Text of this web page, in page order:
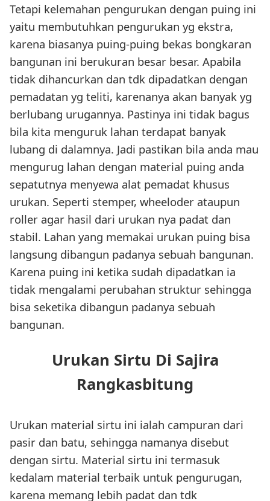
Tetapi kelemahan pengurukan dengan puing ini
yaitu membutuhkan pengurukan yg ekstra,
karena biasanya puing-puing bekas bongkaran
bangunan ini berukuran besar besar. Apabila
tidak dihancurkan dan tdk dipadatkan dengan
pemadatan yg teliti, karenanya akan banyak yg
berlubang urugannya. Pastinya ini tidak bagus
bila kita menguruk lahan terdapat banyak
lubang di dalamnya. Jadi pastikan bila anda mau
mengurug lahan dengan material puing anda
sepatutnya menyewa alat pemadat khusus
urukan. Seperti stemper, wheeloder ataupun
roller agar hasil dari urukan nya padat dan
stabil. Lahan yang memakai urukan puing bisa
langsung dibangun padanya sebuah bangunan.
Karena puing ini ketika sudah dipadatkan ia
tidak mengalami perubahan struktur sehingga
bisa seketika dibangun padanya sebuah
bangunan.
Urukan Sirtu Di Sajira
Rangkasbitung
Urukan material sirtu ini ialah campuran dari
pasir dan batu, sehingga namanya disebut
dengan sirtu. Material sirtu ini termasuk
kedalam material terbaik untuk pengurugan,
karena memang lebih padat dan tdk